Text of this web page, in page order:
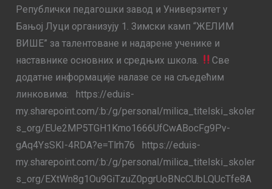
Републички педагошки завод и Универзитет у
Бањој Луци организују 1. Зимски камп “ЖЕЛИМ
ВИШЕ” за талентоване и надарене ученике и
наставнике основних и средњих школа.
Све
додатне информације налазе се на сљедећим
линковима: https://eduis-
my.sharepoint.com/:b:/g/personal/milica_titelski_skoler
s_org/EUe2MP5TGH1Kmo1666UfCwABocFg9Pv-
gAq4YsSKI-4RDA?e=Tlrh76 https://eduis-
my.sharepoint.com/:b:/g/personal/milica_titelski_skoler
s_org/EXtWn8g1Ou9GiTzuZ0pgrUoBNcCUbLQUcTfe8A